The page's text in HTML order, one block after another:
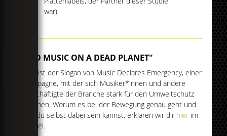
war)
"NO MUSIC ON A DEAD PLANET"
Das ist der Slogan von Music Declares Emergency, einer
Kampagne, mit der sich Musiker*innen und andere
Beschäftigte der Branche stark für den Umweltschutz
machen. Worum es bei der Bewegung genau geht und
wie du selbst dabei sein kannst, erklären wir dir hier im
Artikel.